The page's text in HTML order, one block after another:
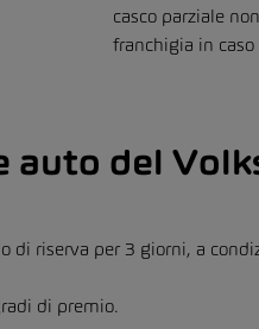
casco parziale
franchigia in
auto del
riserva per 3 giorni, a
di premio.